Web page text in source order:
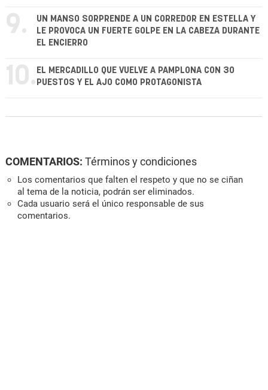
9.
UN MANSO SORPRENDE A UN CORREDOR EN ESTELLA Y
LE PROVOCA UN FUERTE GOLPE EN LA CABEZA DURANTE
EL ENCIERRO
10. EL MERCADILLO QUE VUELVE A PAMPLONA CON 30
PUESTOS Y EL AJO COMO PROTAGONISTA
COMENTARIOS: Términos y condiciones
Los comentarios que falten el respeto y que no se ciñan
al tema de la noticia, podrán ser eliminados.
Cada usuario será el único responsable de sus
comentarios.